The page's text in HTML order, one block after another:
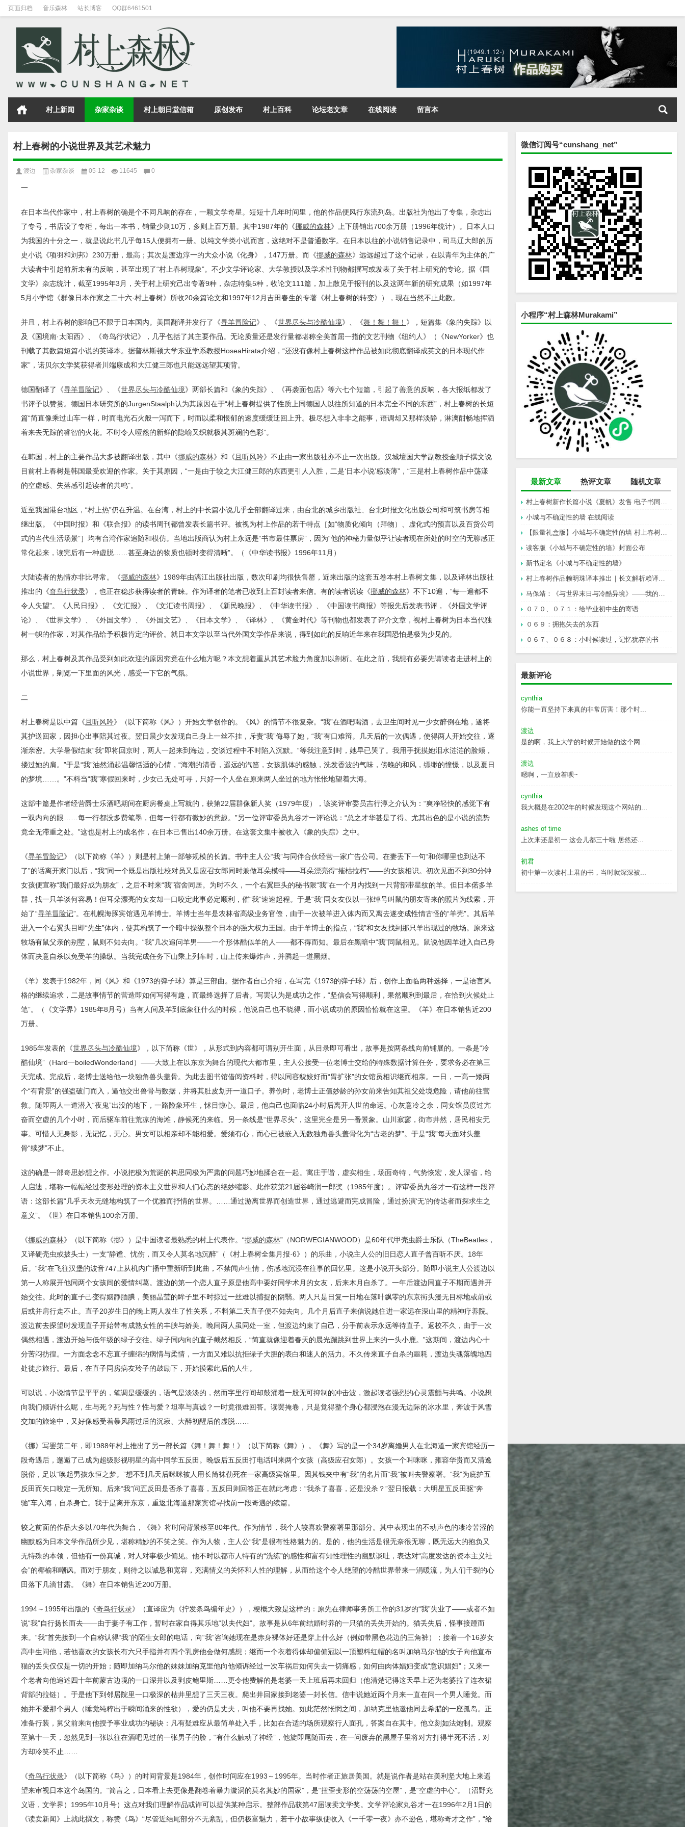
页面归档 音乐森林 站长博客 QQ群6461501
村上新闻 杂家杂谈 村上朝日堂信箱 原创发布 村上百科 论坛老文章 在线阅读 留言本
微信订阅号“cunshang_net”
小程序“村上森林Murakami”
最新文章 热评文章 随机文章
小城与不确定性的墙 在线阅读
读客版《小城与不确定性的墙》封面公布
新书定名《小城与不确定性的墙》
０７０、０７１：给毕业初中生的寄语
０６９：拥抱失去的东西
０６７、０６８：小时候读过，记忆犹存的书
最新评论
cynthia
你能一直坚持下来真的非常厉害！那个时...
渡边
是的啊，我上大学的时候开始做的这个网...
渡边
嗯啊，一直放着呗~
cynthia
我大概是在2002年的时候发现这个网站的...
ashes of time
上次来还是初一 这会儿都三十啦 居然还...
初君
初中第一次读村上君的书，当时就深深被...
村上春树的小说世界及其艺术魅力
渡边 杂家杂谈 05-12 11645 0
一
在日本当代作家中，村上春树的确是个不同凡响的存在，一颗文学奇星。短短十几年时间里，他的作品便风行东流列岛。出版社为他出了专集，杂志出
了专号，书店设了专柜，每出一本书，销量少则10万，多则上百万册。其中1987年的《挪威的森林》上下册销出700余万册（1996年统计）。日本人口
为我国的十分之一，就是说此书几乎每15人便拥有一册。以纯文学类小说而言，这绝对不是普通数字。在日本以往的小说销售记录中，司马辽大郎的历
史小说《项羽和刘邦》230万册，最高；其次是渡边淳一的大众小说《化身》，147万册。而《挪威的森林》远远超过了这个记录，在以青年为主体的广
大读者中引起前所未有的反响，甚至出现了“村上春树现象”。不少文学评论家、大学教授以及学术性刊物都撰写或发表了关于村上研究的专论。据《国
文学》杂志统计，截至1995年3月，关于村上研究己出专著9种，杂志特集5种，收论文111篇，加上散见于报刊的以及这两年新的研究成果（如1997年
5月小学馆《群像日本作家之二十六·村上春树》所收20余篇论文和1997年12月吉田春生的专著《村上春树的转变》），现在当然不止此数。
并且，村上春树的影响已不限于日本国内。美国翻译并发行了《寻羊冒险记》、《世界尽头与冷酷仙境》、《舞！舞！舞！ 》，短篇集《象的失踪》以
及《国境南·太阳西》、《奇鸟行状记》，几乎包括了其主要作品。无论质量还是发行量都堪称全美首屈一指的文艺刊物《纽约人》（《NewYorker》也
刊载了其数篇短篇小说的英译本。据普林斯顿大学东亚学系教授HoseaHirata介绍，“还没有像村上春树这样作品被如此彻底翻译成英文的日本现代作
家”，诺贝尔文学奖获得者川端康成和大江健三郎也只能远远望其项背。
德国翻译了《寻羊冒险记》、《世界尽头与冷酷仙境》两部长篇和《象的失踪》、《再袭面包店》等六七个短篇，引起了善意的反响，各大报纸都发了
书评予以赞赏。德国日本研究所的JurgenStaalph认为其原因在于“村上春树提供了性质上同德国人以往所知道的日本完全不同的东西”，村上春树的长短
篇“简直像乘过山车一样，时而电光石火般一泻而下，时而以柔和恨郁的速度缓缓迂回上升。极尽想入非非之能事，语调却又那样淡静，淋漓酣畅地挥洒
着来去无踪的睿智的火花。不时令人哑然的新鲜的隐喻又织就极其斑斓的色彩”。
在韩国，村上的主要作品大多被翻译出版，其中《挪威的森林》和《 且听风吟》不止由一家出版社亦不止一次出版。汉城壇国大学副教授金顺子撰文说
目前村上春树是韩国最受欢迎的作家。关于其原因，“一是由于较之大江健三郎的东西更引人入胜，二是‘日本小说’感淡薄”，“三是村上春树作品中荡漾
的空虚感、失落感引起读者的共鸣”。
近至我国港台地区，“村上热”仍在升温。在台湾，村上的中长篇小说几乎全部翻译过来，由台北的城乡出版社、台北时报文化出版公司和可筑书房等相
继出版。《中国时报》和《联合报》的读书周刊都曾发表长篇书评。被视为村上作品的若干特点［如“物质化倾向（拜物）、虚化式的预言以及百货公司
式的当代生活场景”］均有台湾作家追随和模仿。当地出版商认为村上永远是“书市最佳票房”，因为“他的神秘力量似乎让读者现在所处的时空的无聊感正
常化起来，读完后有一种虚脱……甚至身边的物质也顿时变得清晰”。（《中华读书报》1996年11月）
大陆读者的热情亦非比寻常。《挪威的森林》1989年由漓江出版社出版，数次印刷均很快售罄，近来出版的这套五卷本村上春树文集，以及译林出版社
推出的《奇鸟行状录》，也正在稳步获得读者的青睐。作为译者的笔者已收到上百封读者来信。有的读者说读《挪威的森林》不下10遍，“每一遍都不
令人失望”。《人民日报》、《文汇报》、《文汇读书周报》、《新民晚报》、《中华读书报》、《中国读书商报》等报先后发表书评，《外国文学评
论》、《世界文学》、《外国文学》、《外国文艺》、《日本文学》、《译林》、《黄金时代》等刊物也都发表了评介文章，视村上春树为日本当代独
树一帜的作家，对其作品给予积极肯定的评价。就日本文学以至当代外国文学作品来说，得到如此的反响近年来在我国恐怕是极为少见的。
那么，村上春树及其作品受到如此欢迎的原因究竟在什么地方呢？本文想着重从其艺术脸力角度加以剖析。在此之前，我想有必要先请读者走进村上的
小说世界，剜览一下里面的风光，感受一下它的气氛。
二
村上春树是以中篇《 且听风吟》（以下筒称《风》）开始文学创作的。《风》的情节不很复杂。“我”在酒吧喝酒，去卫生间时见一少女醉倒在地，遂将
其护送回家，因担心出事陪其过夜。翌日晨少女发现自己身上一丝不挂，斥责“我”侮辱了她，“我”有口难辩。几天后的一次偶遇，使得两人开始交往，逐
渐亲密。大学暑假结束“我”即将回京时，两人一起来到海边，交谈过程中不时陷入沉默。“等我注意到时，她早已哭了。我用手抚摸她泪水涟涟的脸颊，
搂过她的肩。”于是“我”油然涌起温馨恬适的心情，“海潮的清香，遥远的汽笛，女孩肌体的感触，洗发香波的气味，傍晚的和风，缥缈的憧憬，以及夏日
的梦境……。”不料当“我”寒假回来时，少女己无处可寻，只好一个人坐在原来两人坐过的地方怅怅地望着大海。
这部中篇是作者经营爵士乐酒吧期间在厨房餐桌上写就的，获第22届群像新人奖（1979年度），该奖评审委员吉行淳之介认为：“爽净轻快的感觉下有
一双内向的眼……每一行都没多费笔墨，但每一行都有微妙的意趣。”另一位评审委员丸谷才一评论说：“总之才华甚是了得。尤其出色的是小说的流势
竟全无滞重之处。”这也是村上的成名作，在日本己售出140余万册。在这套文集中被收入《象的失踪》之中。
《寻羊冒险记》（以下简称《羊》）则是村上第一部够规模的长篇。书中主人公“我”与同伴合伙经营一家广告公司。在妻丢下一句“和你哪里也到达不
了”的话离开家门以后，“我”同一个既是出版社校对员又是应召女郎同时兼做耳朵模特——耳朵漂亮得“摧枯拉朽”——的女孩相识。初次见面不到30分钟
女孩便宣称“我们最好成为朋友”，之后不时来“我”宿舍同居。为时不久，一个右翼巨头的秘书限“我”在一个月内找到一只背部带星纹的羊。但日本偌多羊
群，找一只羊谈何容易！但耳朵漂亮的女友却一口咬定此事必定顺利，催“我”速速起程。于是“我”同女友仅以一张绰号叫鼠的朋友寄来的照片为线索，开
始了“寻羊冒险记”。在札幌海豚宾馆遇见羊博士。羊博士当年是农林省高级业务官僚，由于一次被羊进入体内而又离去遂变成性情古怪的“羊壳”。其后羊
进入一个右翼头目即“先生”体内，使其构筑了一个暗中操纵整个日本的强大权力王国。由于羊博士的指点，“我”和女友找到那只羊出现过的牧场。原来这
牧场有鼠父亲的别墅，鼠则不知去向。“我”几次追问羊男——一个形体酷似羊的人——都不得而知。最后在黑暗中“我”同鼠相见。鼠说他因羊进入自己身
体而决意自杀以免受羊的操纵。当我完成任务下山乘上列车时，山上传来爆炸声，并腾起一道黑烟。
《羊》发表于1982年，同《风》和《1973的弹子球》算是三部曲。据作者自己介绍，在写完《1973的弹子球》后，创作上面临两种选择，一是语言风
格的继续追求，二是故事情节的营造即如何写得有趣，而最终选择了后者。写罢认为是成功之作，“坚信会写得顺利，果然顺利到最后，在恰到火候处止
笔”。（《文学界》1985年8月号）当有人间及羊到底象征什么的时候，他说自己也不晓得，而小说成功的原因恰恰就在这里。《羊》在日本销售近200
万册。
1985年发表的《世界尽头与冷酷仙境》，以下简称《世》，从形式到内容都可谓别开生面，从目录即可看出，故事是按两条线向前铺展的。一条是“冷
酷仙境”（Hard一boiledWonderland）——大致上在以东京为舞台的现代大都市里，主人公接受一位老博士交给的特殊数据计算任务，要求务必在第三
天完成。完成后，老博士送给他一块独角兽头盖骨。为此去图书馆借阅资料时，得以同容貌姣好而“胃扩张”的女馆员相识继而相亲。一日，一高一矮两
个“有背景”的强盗破门而入，逼他交出兽骨与数据，并将其肚皮划开一道口子。养伤时，老博士正值妙龄的孙女前来告知其祖父处境危险，请他前往营
救。随即两人一道潜入“夜鬼”出没的地下，一路险象环生，怵目惊心。最后，他自己也面临24小时后离开人世的命运。心灰意冷之余，同女馆员度过亢
奋而空虚的几个小时，而后驱车前往荒凉的海滩，静候死的来临。另一条线是“世界尽头”，这里完全是另一番景象。山川寂寥，街市井然，居民相安无
事。可惜人无身影，无记忆，无心。男女可以相亲却不能相爱。爱须有心，而心已被嵌入无数独角兽头盖骨化为“古老的梦”。于是“我”每天面对头盖
骨“续梦”不止。
这的确是一部奇思妙想之作。小说把极为荒诞的构思同极为严肃的问题巧妙地揉合在一起。寓庄于谐，虚实相生，场面奇特，气势恢宏，发人深省，给
人启迪，堪称一幅幅经过变形处理的资本主义世界和人们心态的绝妙缩影。此作获第21届谷崎润一郎奖（1985年度）。评审委员丸谷才一有这样一段评
语：这部长篇“几乎天衣无缝地构筑了一个优雅而抒情的世界。……通过游离世界而创造世界，通过逃避而完成冒险，通过扮演‘无’的传达者而探求生之
意义”。《世》在日本销售100余万册。
《挪威的森林》（以下简称《挪》）是中国读者最熟悉的村上代表作。“挪威的森林”（NORWEGIANWOOD）是60年代甲壳虫爵士乐队（TheBeatles，
又译硬壳虫或披头士）一支“静谧、忧伤，而又令人莫名地沉醉”（《村上春树全集月报·6》）的乐曲，小说主人公的旧日恋人直子曾百听不厌。18年
后。“我”在飞往汉堡的波音747上从机内广播中重新听到此曲，不禁闻声生情，伤感地沉浸在往事的回忆里。这是小说开头部分。随即小说主人公渡边以
第一人称展开他同两个女孩间的爱情纠葛。渡边的第一个恋人直子原是他高中要好同学术月的女友，后来木月自杀了。一年后渡边同直子不期而遇并开
始交往。此时的直子己变得姻静腼腆，美丽晶莹的眸子里不时掠过一丝难以捕捉的阴翳。两人只是日复一日地在落叶飘零的东京街头漫无目标地或前或
后或并肩行走不止。直子20岁生日的晚上两人发生了性关系，不料第二天直子便不知去向。几个月后直子来信说她住进一家远在深山里的精神疗养院。
渡边前去探望时发现直子开始带有成熟女性的丰腴与娇美。晚间两人虽同处一室，但渡边约束了自己，分手前表示永远等待直子。返校不久，由于一次
偶然相遇，渡边开始与低年级的绿子交往。绿子同内向的直子截然相反，“简直就像迎着春天的晨光蹦跳到世界上来的一头小鹿。”这期间，渡边内心十
分苦闷彷徨。一方面念念不忘直子缠绵的病情与柔情，一方面又难以抗拒绿子大胆的表白和迷人的活力。不久传来直子自杀的噩耗，渡边失魂落魄地四
处徒步旅行。最后，在直子同房病友玲子的鼓励下，开始摸索此后的人生。
可以说，小说情节是平平的，笔调是缓缓的，语气是淡淡的，然而字里行间却鼓涌着一股无可抑制的冲击波，激起读者强烈的心灵震颤与共鸣。小说想
向我们倾诉什么呢，生与死？死与性？性与爱？坦率与真诚？一时竟很难回答。读罢掩卷，只是觉得整个身心都浸泡在漫无边际的冰水里，奔波于风雪
交加的旅途中，又好像感受着暴风雨过后的沉寂、大醉初醒后的虚脱……
《挪》写罢第二年，即1988年村上推出了另一部长篇《舞！舞！舞！ 》（以下简称《舞》）。《舞》写的是一个34岁离婚男人在北海道一家宾馆经历一
段奇遇后，邂逅了己成为超级影视明星的高中同学五反田。晚饭后五反田打电话叫来两个女孩（高级应召女郎）。女孩一个叫咪咪，雍容华贵而又清逸
脱俗，足以“唤起男孩永恒之梦。”想不到几天后咪咪被人用长筒袜勒死在一家高级宾馆里。因其钱夹中有“我”的名片而“我”被叫去警察署。“我”为庇护五
反田而矢口咬定一无所知。后来“我”问五反田是否杀了喜喜，五反田则回答正在就此考虑：“我杀了喜喜，还是没杀？”翌日报载：大明星五反田驱“奔
驰”车入海，自杀身亡。我于是离开东京，重返北海道那家宾馆寻找前一段奇遇的续篇。
较之前面的作品大多以70年代为舞台，《舞》将时间背景移至80年代。作为情节，我个人较喜欢警察署里那部分。其中表现出的不动声色的凄冷苦涩的
幽默感为日本文学作品所少见，堪称精妙的不笑之笑。作为人物，主人公“我”是很有性格魅力的。是的，他的生活是很无奈很无聊，既无远大的抱负又
无特殊的本领，但他有一份真诚，对人对事极少偏见。他不时以都市人特有的“洗练”的感性和富有知性理性的幽默谈吐，表达对“高度发达的资本主义社
会”的椰榆和嘲讽。而对于朋友，则待之以诚恳和宽容，充满情义的关怀和人性的理解，从而给这个令人绝望的冷酷世界带来一涓暖流，为人们干裂的心
田落下几滴甘露。《舞》在日本销售近200万册。
1994～1995年出版的《奇鸟行状录》（直译应为《拧发条鸟编年史》），梗概大致是这样的：原先在律师事务所工作的31岁的“我”失业了——或者不如
说“我”自行扬长而去——由于妻子有工作，暂时在家自得其乐地“以夫代妇”。故事是从6年前结婚时养的一只猫的丢失开始的。猫丢失后，怪事接踵而
来。“我”首先接到一个自称认得“我”的陌生女郎的电话，向“我”咨询她现在是赤身裸体好还是穿上什么好（例如带黑色花边的三角裤）；接着一个16岁女
高中生问他，若他喜欢的女孩长有六只手指并有四个乳房他会做何感想；继而一个衣着得体却偏偏冠以一顶塑料红帽的名叫加纳马尔他的女子向他宣布
猫的丢失仅仅是一切的开始；随即加纳马尔他的妹妹加纳克里他向他倾诉经过一次车祸后如何失去一切痛感，如何由肉体娼妇变成“意识娼妇”；又来一
个老者向他追述四十年前蒙古边境的一口深井以及剥皮鲍里斯……更令他费解的是老婆一天上班后再未回归（他清楚记得这天早上还为老婆拉了连衣裙
背部的拉链）。于是他下到邻居院里一口极深的枯井里想了三天三夜。爬出井回家接到老婆一封长信。信中说她近两个月来一直在问一个男人睡觉。而
她并不爱那个男人（睡觉纯粹出于瞬间涌来的性欲），爱的仍是丈夫，叫他不要再找她。如此茫然怅惘之间，加纳克里他邀他同去希腊的一座孤岛。正
准备行装，舅父前来向他授予事业成功的秘诀：凡有疑难应从最简单处入手，比如在合适的场所观察行人面孔，答案自在其中。他立刻如法炮制。观察
至第十一天，忽然见到一张以往在酒吧见过的一张男子的脸，“有什么触动了神经”，他旋即尾随而去，在一问废弃的黑屋子里将对方打得半死不活，对
方却冷笑不止……
《奇鸟行状录》（以下简称《鸟》）的时间背景是1984年，创作时间应在1993～1995年。当时作者正旅居美国。就是说作者是站在美利坚大地上来遥
望来审视日本这个岛国的。“简言之，日本看上去更像是翻卷着暴力漩涡的莫名其妙的国家”，是“扭歪变形的空荡荡的空屋”，是“空虚的中心”。（沼野充
义语，文学界）1995年10月号）这点对我们理解作品或许可以提供某种启示。整部作品获第47届读卖文学奖。文学评论家丸谷才一在1996年2月1日的
《读卖新闻》上就此撰文，称赞《鸟》“尽管近结尾部分不无紊乱，但仍极富魅力，若干小故事纵使收入《一千零一夜》亦不逊色，堪称奇才之作”，“给